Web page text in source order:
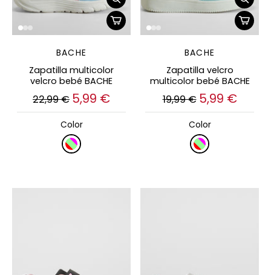
BACHE
Zapatilla multicolor
velcro bebé BACHE
22,99 € 5,99 €
Color
BACHE
Zapatilla velcro
multicolor bebé BACHE
19,99 € 5,99 €
Color